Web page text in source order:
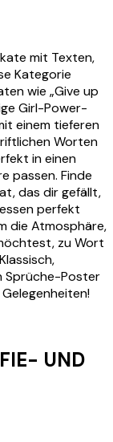
mit Texten,
Kategorie
wie „Give up
Girl-Power-
einem tieferen
Worten
in einen
passen. Finde
das dir gefällt,
perfekt
die Atmosphäre,
zu Wort
Sprüche-Poster
UND